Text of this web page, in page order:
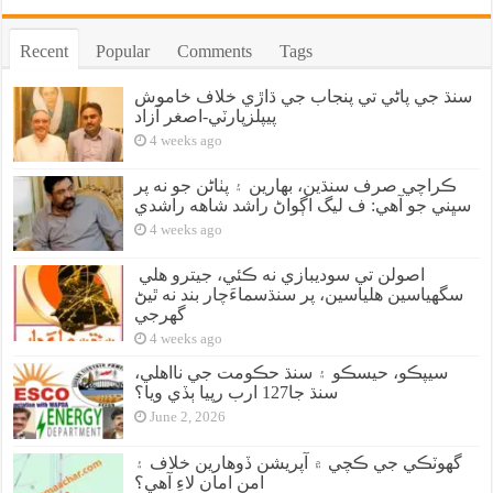
Recent Popular Comments Tags
سنڌ جي پاڻي تي پنجاب جي ڌاڙي خلاف خاموش
پيپلزپارٽي-اصغر آزاد
4 weeks ago
ڪراچي صرف سنڌين، بهارين ۽ پٺاڻن جو نه پر
سڀني جو آهي: ف ليگ اڳواڻ راشد شاهه راشدي
4 weeks ago
سگهياسين هلياسين، پر سنڌسماءَچار بند نه ٿيڻ
گهرجي
4 weeks ago
سيپڪو، حيسڪو ۽ سنڌ حڪومت جي نااهلي،
سنڌ جا127 ارب رپيا ٻڏي ويا؟
June 2, 2026
گهوٽڪي جي ڪچي ۾ آپريشن ڏوهارين خلاف ۽
امن امان لاءِ آهي؟